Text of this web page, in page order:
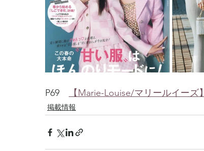
P69 【Marie-Louise/マリールイー
掲載情報